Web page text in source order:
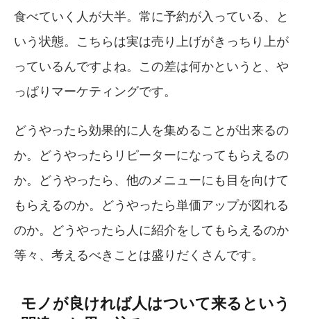
食べていく人が大半。常に予約が入っている、と
いう状態。こちらは実は売り上げがきっちり上が
っているんですよね。この差は何かというと、や
っぱりマーケティングです。
どうやったら効果的に人を集めることが出来るの
か。どうやったらリピーターになってもらえるの
か。どうやったら、他のメニューにも目を向けて
もらえるのか。どうやったら単価アップが図れる
のか。どうやったら人に紹介をしてもらえるのか
等々、考えるべきことは盛りだくさんです。
モノが良ければ人はついて来るという